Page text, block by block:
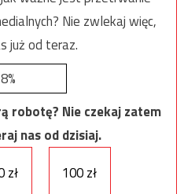
Nie zwlekaj więc,
już od teraz.
8%
robotę? Nie czekaj zatem
nas od dzisiaj.
zł 100 zł